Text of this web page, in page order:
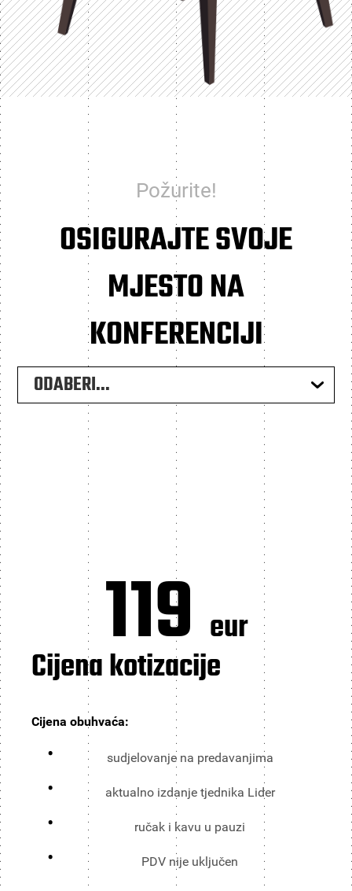
Požurite!
OSIGURAJTE SVOJE
MJESTO NA
KONFERENCIJI
ODABERI...
119 eur
Cijena kotizacije
Cijena obuhvaća:
sudjelovanje na predavanjima
aktualno izdanje tjednika Lider
ručak i kavu u pauzi
PDV nije uključen